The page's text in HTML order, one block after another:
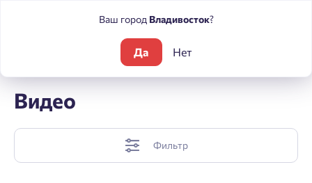
Видео
Фильтр
Ваш город Владивосток?
Да Нет